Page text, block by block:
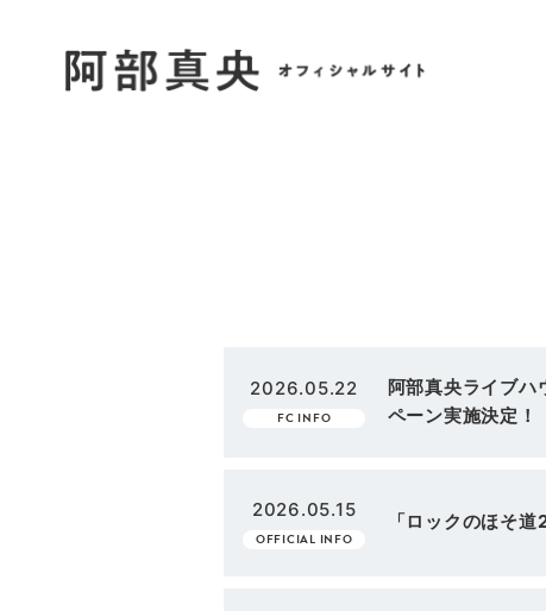
2026.05.22
FC INFO
阿部真央ライブ
ペーン実施決定！
2026.05.15
OFFICIAL INFO
「ロックのほそ